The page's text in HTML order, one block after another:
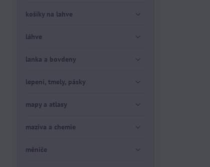
košíky na lahve
láhve
lanka a bovdeny
lepení, tmely, pásky
mapy a atlasy
maziva a chemie
měniče